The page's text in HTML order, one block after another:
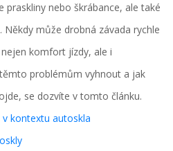
praskliny nebo škrábance, ale také
Někdy může drobná závada rychle
komfort jízdy, ale i
problémům vyhnout a jak
se dozvíte v tomto článku.
kontextu autoskla